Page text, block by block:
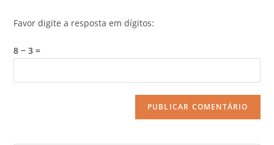
Favor digite a resposta em dígitos:
8 − 3 =